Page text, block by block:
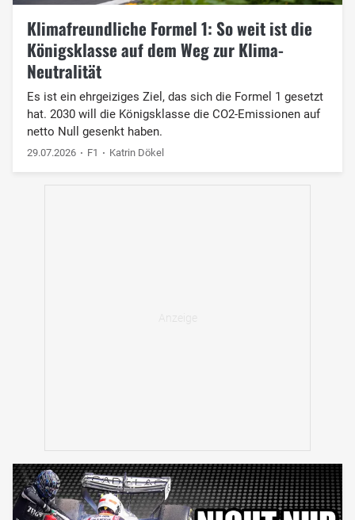
Klimafreundliche Formel 1: So weit ist die
Königsklasse auf dem Weg zur Klima-
Neutralität
Es ist ein ehrgeiziges Ziel, das sich die Formel 1 gesetzt
hat. 2030 will die Königsklasse die CO2-Emissionen auf
netto Null gesenkt haben.
29.07.2026 F1 Katrin Dökel